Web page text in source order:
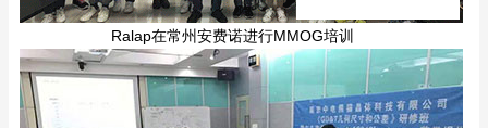
Ralap在常州安费诺进行MMOG培训